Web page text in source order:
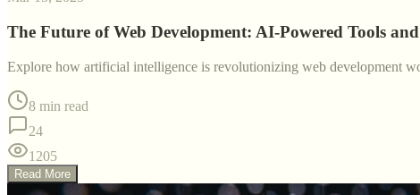
The Future of Web Development: AI-Powered Tools
Explore how artificial intelligence is revolutionizing web development
8 min read
24
1205
Read More